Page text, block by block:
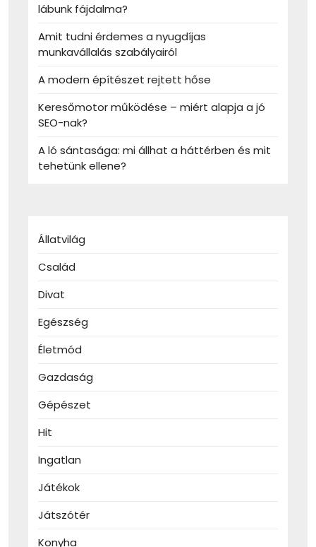
lábunk fájdalma?
Amit tudni érdemes a nyugdíjas
munkavállalás szabályairól
A modern építészet rejtett hőse
Keresőmotor működése – miért alapja a jó
SEO-nak?
A ló sántasága: mi állhat a háttérben és mit
tehetünk ellene?
Állatvilág
Család
Divat
Egészség
Életmód
Gazdaság
Gépészet
Hit
Ingatlan
Játékok
Játszótér
Konyha